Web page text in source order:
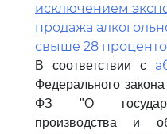
исключением
продажа
свыше 28
В соответствии с
Федерального
ФЗ "О
производства и